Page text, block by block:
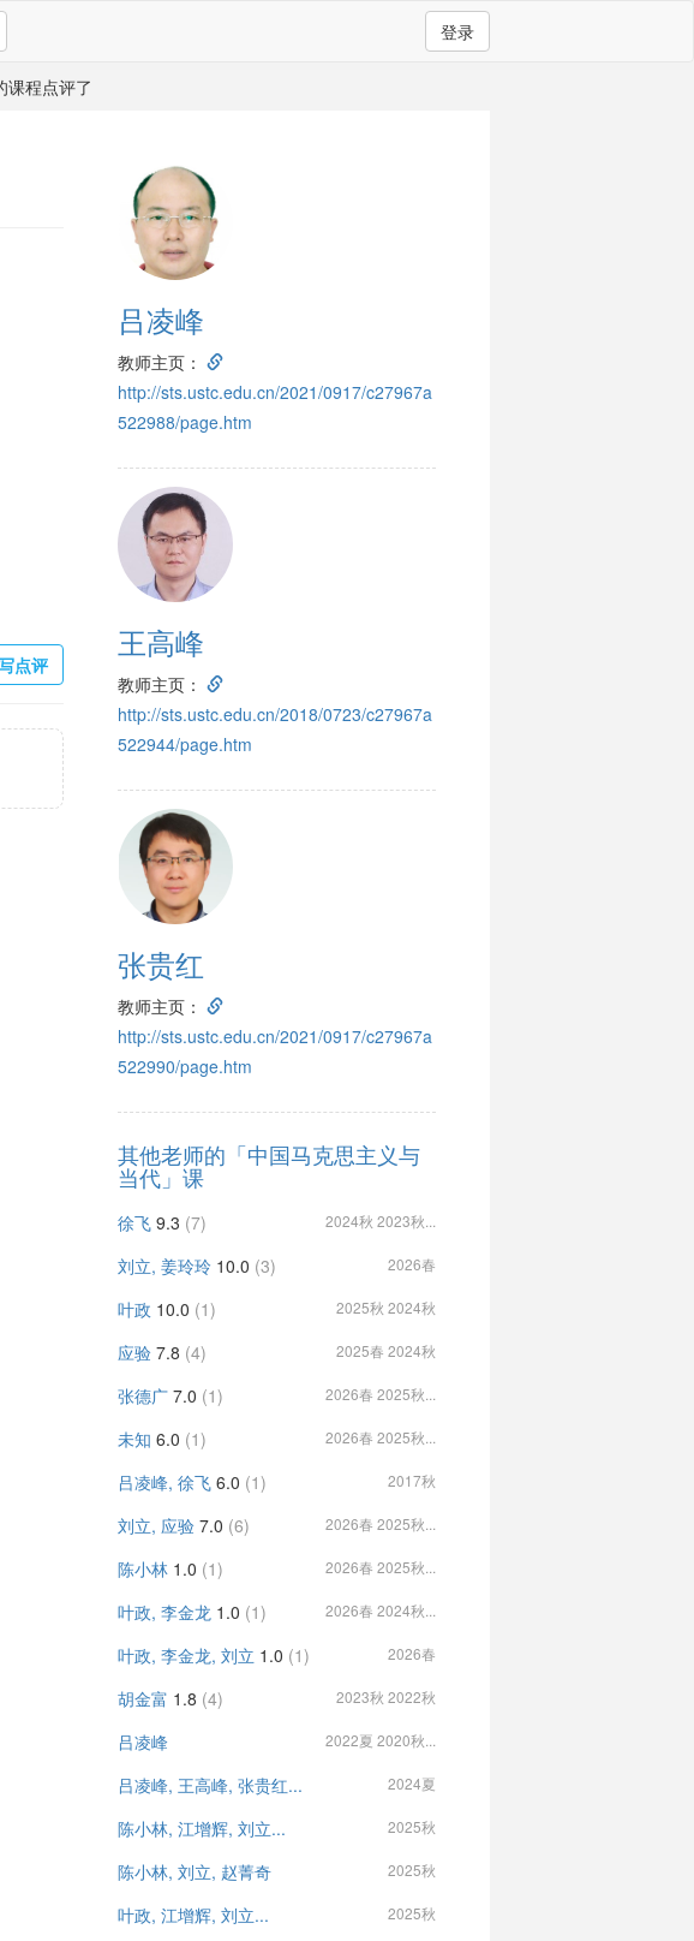
登录
课程点评了
点评
吕凌峰
教师主页：
http://sts.ustc.edu.cn/2021/0917/c27967a
522988/page.htm
王高峰
教师主页：
http://sts.ustc.edu.cn/2018/0723/c27967a
522944/page.htm
张贵红
教师主页：
http://sts.ustc.edu.cn/2021/0917/c27967a
522990/page.htm
其他老师的「中国马克思主义与
当代」课
徐飞 9.3 (7) 2024秋 2023秋...
刘立, 姜玲玲 10.0 (3) 2026春
叶政 10.0 (1) 2025秋 2024秋
应验 7.8 (4) 2025春 2024秋
张德广 7.0 (1) 2026春 2025秋...
未知 6.0 (1) 2026春 2025秋...
吕凌峰, 徐飞 6.0 (1) 2017秋
刘立, 应验 7.0 (6) 2026春 2025秋...
陈小林 1.0 (1) 2026春 2025秋...
叶政, 李金龙 1.0 (1) 2026春 2024秋...
叶政, 李金龙, 刘立 1.0 (1) 2026春
胡金富 1.8 (4) 2023秋 2022秋
吕凌峰 2022夏 2020秋...
吕凌峰, 王高峰, 张贵红... 2024夏
陈小林, 江增辉, 刘立... 2025秋
陈小林, 刘立, 赵菁奇 2025秋
叶政, 江增辉, 刘立... 2025秋